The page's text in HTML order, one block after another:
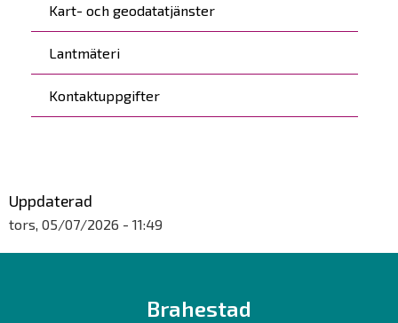
Kart- och geodatatjänster
Lantmäteri
Kontaktuppgifter
Uppdaterad
tors, 05/07/2026 - 11:49
Brahestad